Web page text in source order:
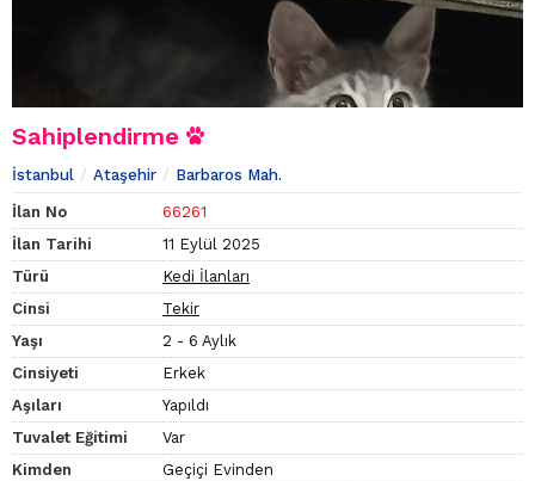
Sahiplendirme
İstanbul Ataşehir Barbaros Mah.
İlan No
66261
İlan Tarihi
11 Eylül 2025
Türü
Kedi İlanları
Cinsi
Tekir
Yaşı
2 - 6 Aylık
Cinsiyeti
Erkek
Aşıları
Yapıldı
Tuvalet Eğitimi
Var
Kimden
Geçiçi Evinden